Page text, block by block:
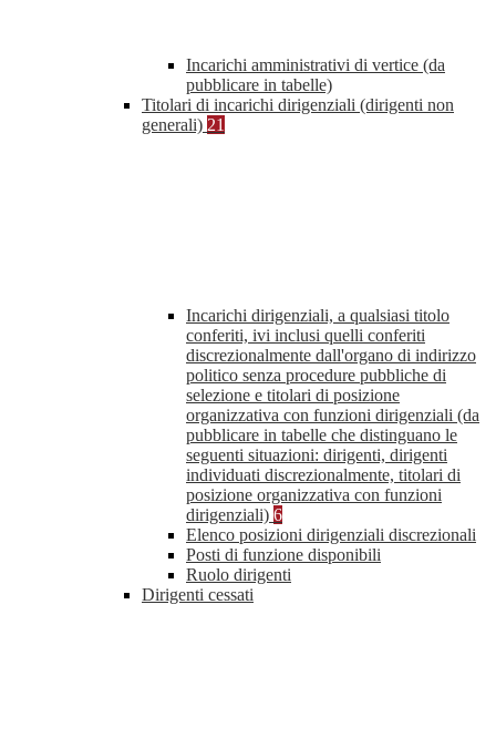
Incarichi amministrativi di vertice (da
pubblicare in tabelle)
Titolari di incarichi dirigenziali (dirigenti non
generali) 21
Incarichi dirigenziali, a qualsiasi titolo
conferiti, ivi inclusi quelli conferiti
discrezionalmente dall'organo di indirizzo
politico senza procedure pubbliche di
selezione e titolari di posizione
organizzativa con funzioni dirigenziali (da
pubblicare in tabelle che distinguano le
seguenti situazioni: dirigenti, dirigenti
individuati discrezionalmente, titolari di
posizione organizzativa con funzioni
dirigenziali) 6
Elenco posizioni dirigenziali discrezionali
Posti di funzione disponibili
Ruolo dirigenti
Dirigenti cessati